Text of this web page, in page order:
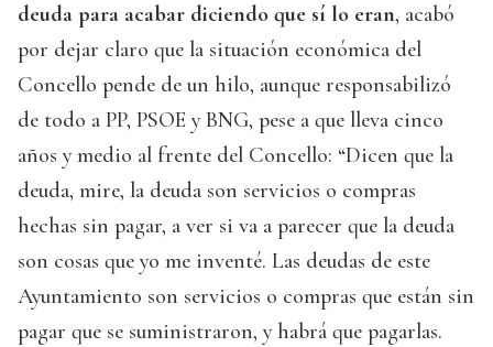
deuda para acabar diciendo que sí lo eran, acabó
por dejar claro que la situación económica del
Concello pende de un hilo, aunque responsabilizó
de todo a PP, PSOE y BNG, pese a que lleva cinco
años y medio al frente del Concello: “Dicen que la
deuda, mire, la deuda son servicios o compras
hechas sin pagar, a ver si va a parecer que la deuda
son cosas que yo me inventé. Las deudas de este
Ayuntamiento son servicios o compras que están sin
pagar que se suministraron, y habrá que pagarlas.